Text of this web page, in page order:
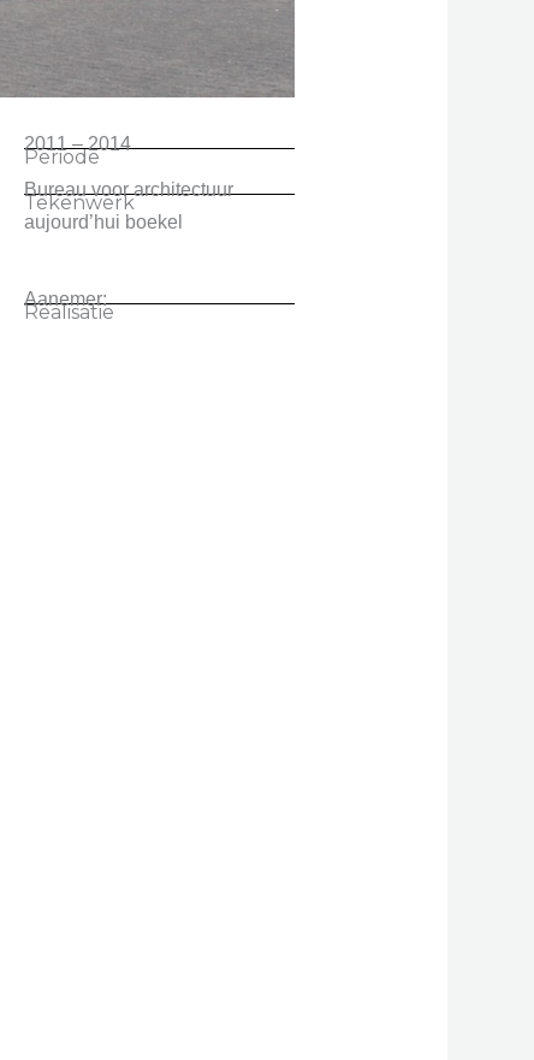
Periode
2011 – 2014
Tekenwerk
Bureau voor architectuur
aujourd’hui boekel
Realisatie
Aanemer: